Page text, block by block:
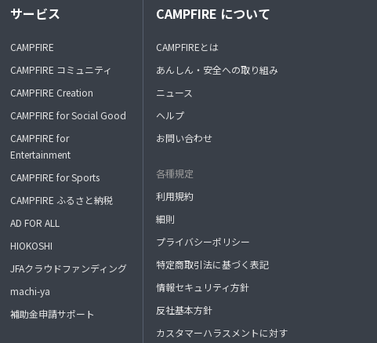
サービス
CAMPFIRE
CAMPFIRE コミュニティ
CAMPFIRE Creation
CAMPFIRE for Social Good
CAMPFIRE for
Entertainment
CAMPFIRE for Sports
CAMPFIRE ふるさと納税
AD FOR ALL
HIOKOSHI
JFAクラウドファンディング
machi-ya
補助金申請サポート
CAMPFIRE について
CAMPFIREとは
あんしん・安全への取り組み
ニュース
ヘルプ
お問い合わせ
各種規定
利用規約
細則
プライバシーポリシー
特定商取引法に基づく表記
情報セキュリティ方針
反社基本方針
カスタマーハラスメントに対す